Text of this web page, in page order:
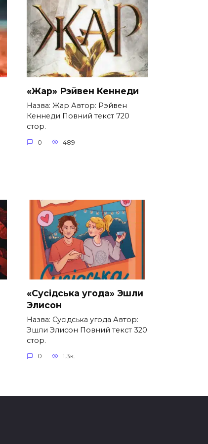
«Жар» Рэйвен Кеннеди
Назва: Жар Автор: Рэйвен
Кеннеди Повний текст 720
стор.
0 489
«Сусідська угода» Эшли
Элисон
Назва: Сусідська угода Автор:
Эшли Элисон Повний текст 320
стор.
0 1.3к.